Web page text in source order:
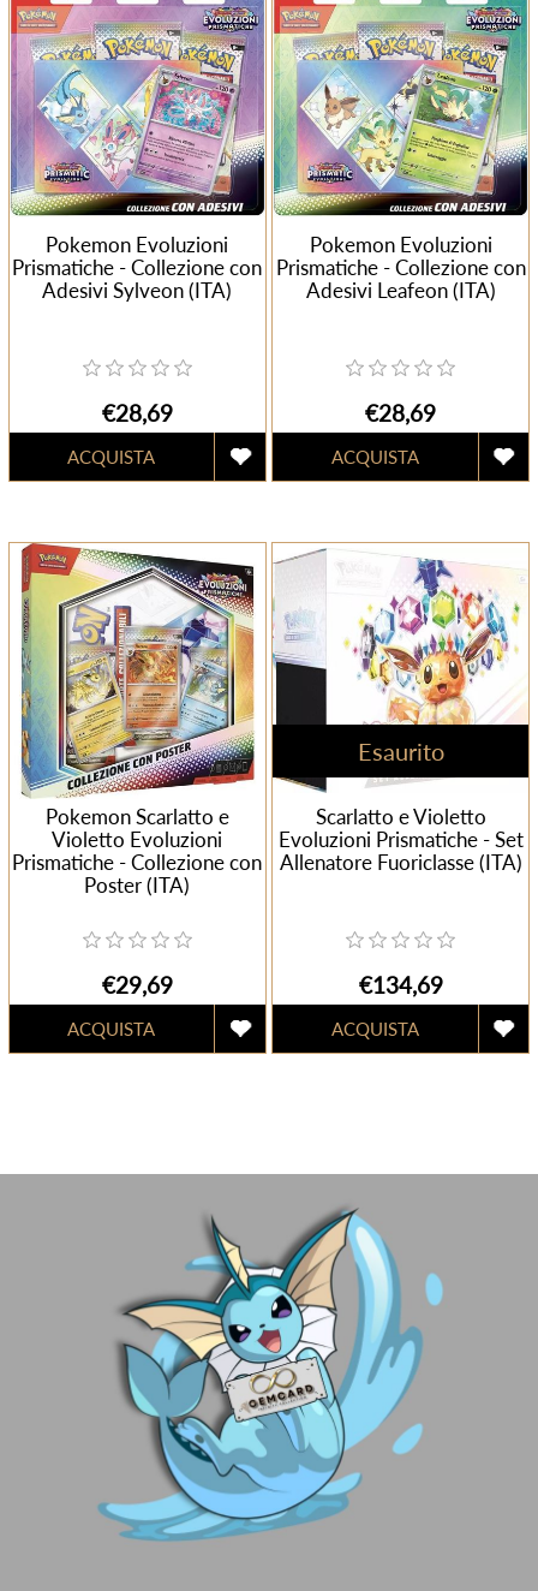
Pokemon Evoluzioni
Prismatiche - Collezione con
Adesivi Sylveon (ITA)
€28,69
Pokemon Evoluzioni
Prismatiche - Collezione con
Adesivi Leafeon (ITA)
€28,69
Pokemon Scarlatto e
Violetto Evoluzioni
Prismatiche - Collezione con
Poster (ITA)
€29,69
Esaurito
Scarlatto e Violetto
Evoluzioni Prismatiche - Set
Allenatore Fuoriclasse (ITA)
€134,69